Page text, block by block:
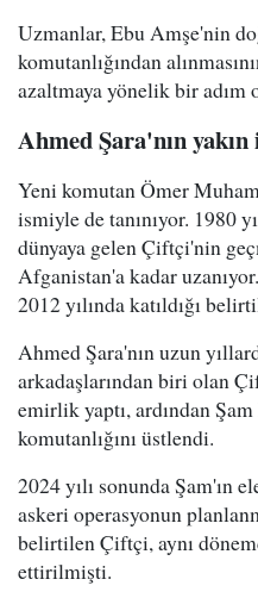
Uzmanlar, Ebu Amşe'nin
komutanlığından
azaltmaya yönelik bir
Ahmed Şara'nın
Yeni komutan Ömer
ismiyle de tanınıyor. 1980
dünyaya gelen Çiftçi'nin
Afganistan'a kadar
2012 yılında katıldığı
Ahmed Şara'nın uzun
arkadaşlarından biri olan
emirlik yaptı, ardından
komutanlığını üstlendi.
2024 yılı sonunda Şam'ın
askeri operasyonun
belirtilen Çiftçi, aynı
ettirilmişti.